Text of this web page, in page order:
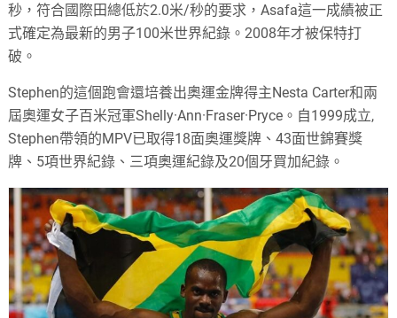
秒，符合國際田總低於2.0米/秒的要求，Asafa這一成績被正
式確定為最新的男子100米世界紀錄。2008年才被保特打
破。
Stephen的這個跑會還培養出奧運金牌得主Nesta Carter和兩
屆奧運女子百米冠軍Shelly·Ann·Fraser·Pryce。自1999成立,
Stephen帶領的MPV已取得18面奧運獎牌、43面世錦賽獎
牌、5項世界紀錄、三項奧運紀錄及20個牙買加紀錄。